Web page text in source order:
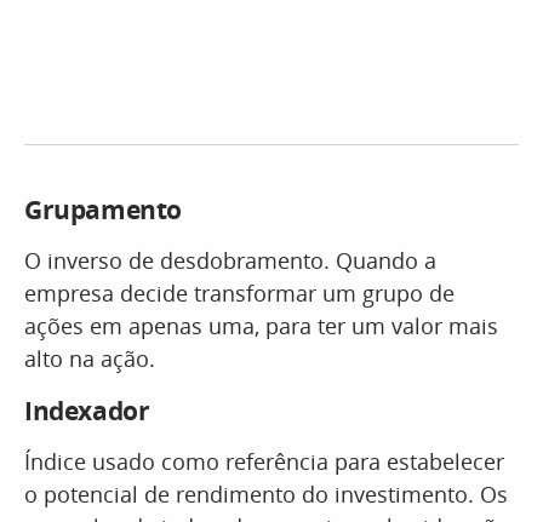
Grupamento
O inverso de desdobramento. Quando a
empresa decide transformar um grupo de
ações em apenas uma, para ter um valor mais
alto na ação.
Indexador
Índice usado como referência para estabelecer
o potencial de rendimento do investimento. Os